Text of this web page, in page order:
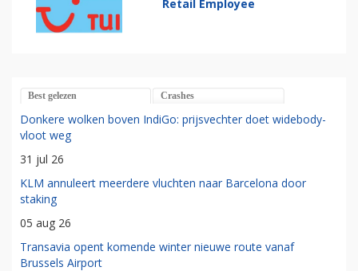
Retail Employee
Best gelezen Crashes
Donkere wolken boven IndiGo: prijsvechter doet widebody-
vloot weg
31 jul 26
KLM annuleert meerdere vluchten naar Barcelona door
staking
05 aug 26
Transavia opent komende winter nieuwe route vanaf
Brussels Airport